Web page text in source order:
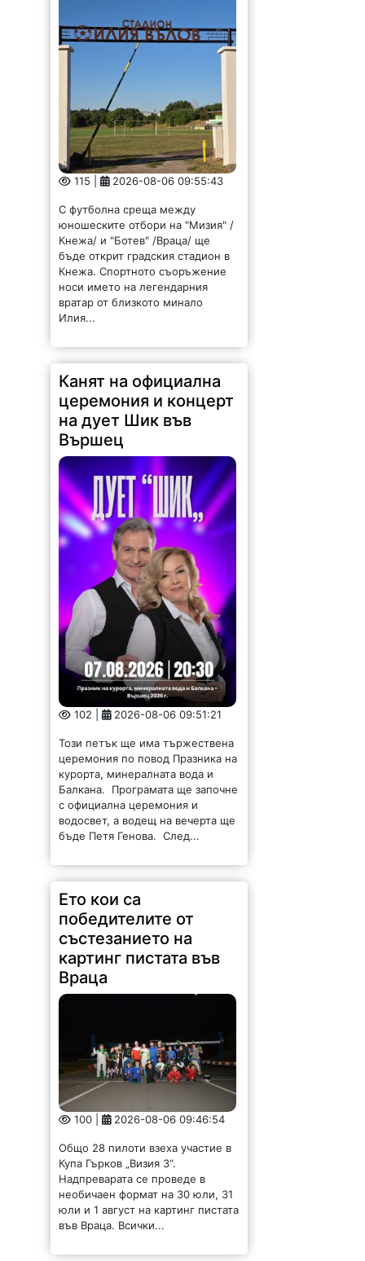
115 | 2026-08-06 09:55:43
юношеските отбори на "Мизия" /
Кнежа/ и "Ботев" /Враца/ ще
бъде открит градския стадион в
Кнежа. Спортното съоръжение
носи името на легендарния
вратар от близкото минало
Илия...
Канят на официална
церемония и концерт
на дует Шик във
Вършец
2026-08-06 09:51:21
церемония по повод Празника на
курорта, минералната вода и
Балкана. Програмата ще започне
с официална церемония и
водосвет, а водещ на вечерта ще
бъде Петя Генова. След...
Ето кои са
победителите от
състезанието на
картинг пистата във
Враца
100 | 2026-08-06 09:46:54
Купа Гърков „Визия 3“.
Надпреварата се проведе в
необичаен формат на 30 юли, 31
юли и 1 август на картинг пистата
във Враца. Всички...